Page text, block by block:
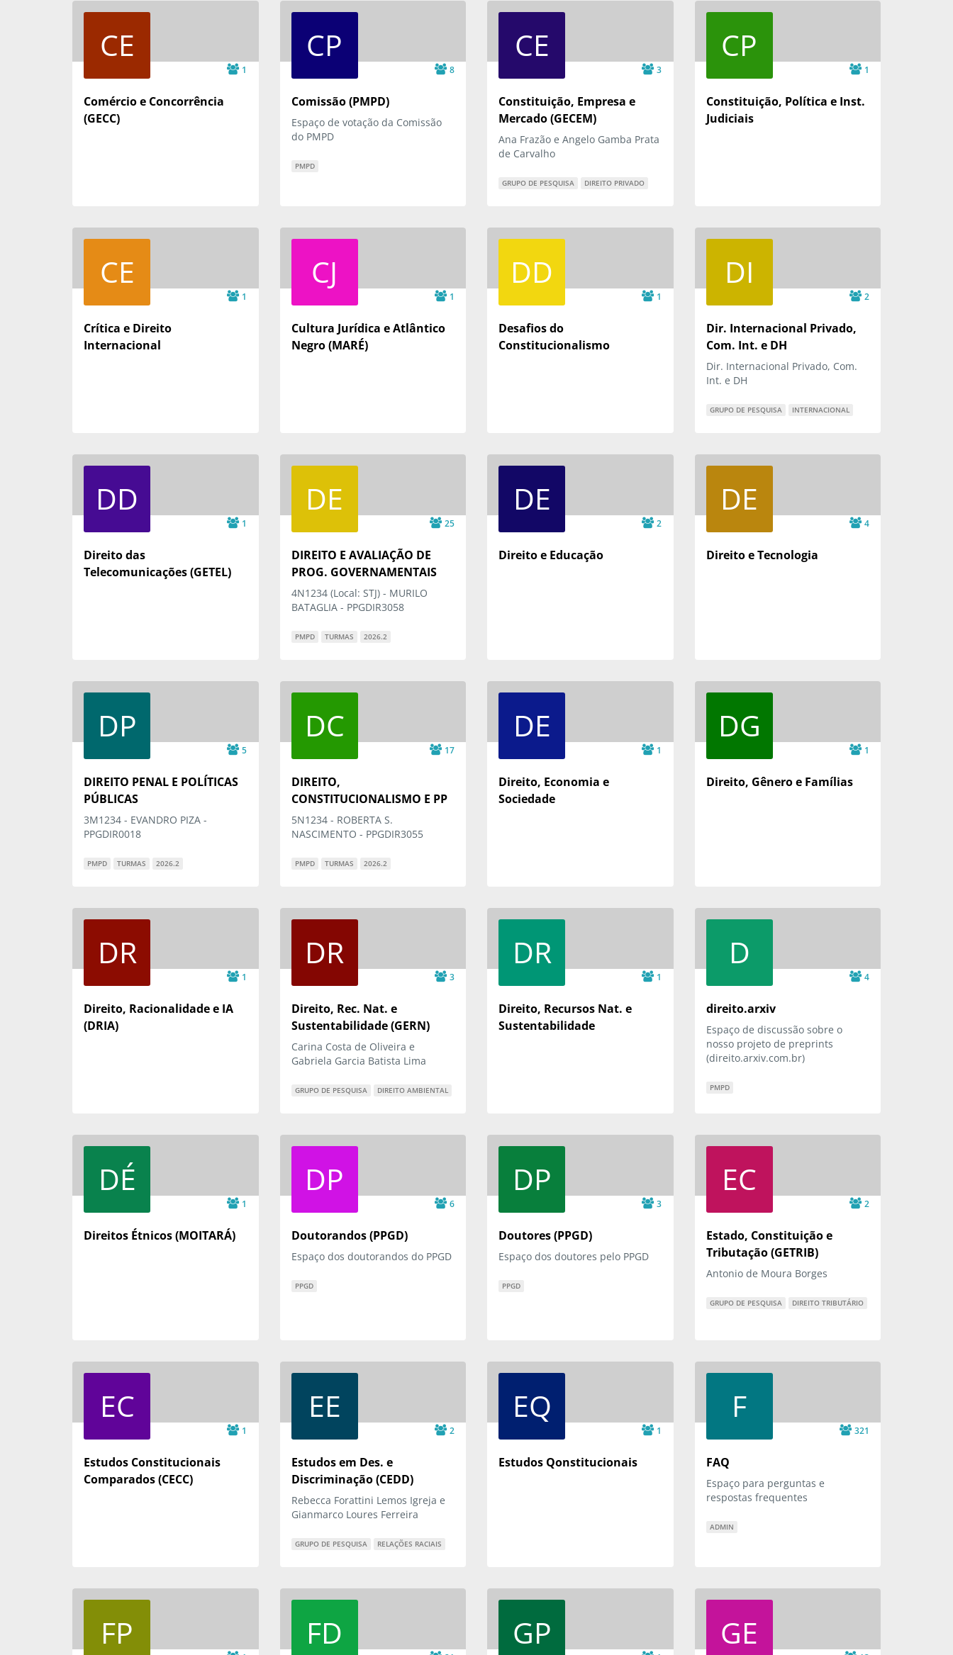
CE
1
Comércio e Concorrência
(GECC)
CP
8
Comissão (PMPD)
Espaço de votação da Comissão
do PMPD
PMPD
CE
3
Constituição, Empresa e
Mercado (GECEM)
Ana Frazão e Angelo Gamba Prata
de Carvalho
GRUPO DE PESQUISA DIREITO PRIVADO
CP
1
Constituição, Política e Inst.
Judiciais
CE
1
Crítica e Direito
Internacional
CJ
1
Cultura Jurídica e Atlântico
Negro (MARÉ)
DD
1
Desafios do
Constitucionalismo
DI
2
Dir. Internacional Privado,
Com. Int. e DH
Dir. Internacional Privado, Com.
Int. e DH
GRUPO DE PESQUISA INTERNACIONAL
DD
1
Direito das
Telecomunicações (GETEL)
DE
25
DIREITO E AVALIAÇÃO DE
PROG. GOVERNAMENTAIS
4N1234 (Local: STJ) - MURILO
BATAGLIA - PPGDIR3058
PMPD TURMAS 2026.2
DE
2
Direito e Educação
DE
4
Direito e Tecnologia
DP
5
DIREITO PENAL E POLÍTICAS
PÚBLICAS
3M1234 - EVANDRO PIZA -
PPGDIR0018
PMPD TURMAS 2026.2
DC
17
DIREITO,
CONSTITUCIONALISMO E PP
5N1234 - ROBERTA S.
NASCIMENTO - PPGDIR3055
PMPD TURMAS 2026.2
DE
1
Direito, Economia e
Sociedade
DG
1
Direito, Gênero e Famílias
DR
1
Direito, Racionalidade e IA
(DRIA)
DR
3
Direito, Rec. Nat. e
Sustentabilidade (GERN)
Carina Costa de Oliveira e
Gabriela Garcia Batista Lima
GRUPO DE PESQUISA DIREITO AMBIENTAL
DR
1
Direito, Recursos Nat. e
Sustentabilidade
D
4
direito.arxiv
Espaço de discussão sobre o
nosso projeto de preprints
(direito.arxiv.com.br)
PMPD
DÉ
1
Direitos Étnicos (MOITARÁ)
DP
6
Doutorandos (PPGD)
Espaço dos doutorandos do PPGD
PPGD
DP
3
Doutores (PPGD)
Espaço dos doutores pelo PPGD
PPGD
EC
2
Estado, Constituição e
Tributação (GETRIB)
Antonio de Moura Borges
GRUPO DE PESQUISA DIREITO TRIBUTÁRIO
EC
1
Estudos Constitucionais
Comparados (CECC)
EE
2
Estudos em Des. e
Discriminação (CEDD)
Rebecca Forattini Lemos Igreja e
Gianmarco Loures Ferreira
GRUPO DE PESQUISA RELAÇÕES RACIAIS
EQ
1
Estudos Qonstitucionais
F
321
FAQ
Espaço para perguntas e
respostas frequentes
ADMIN
FP FD GP GE